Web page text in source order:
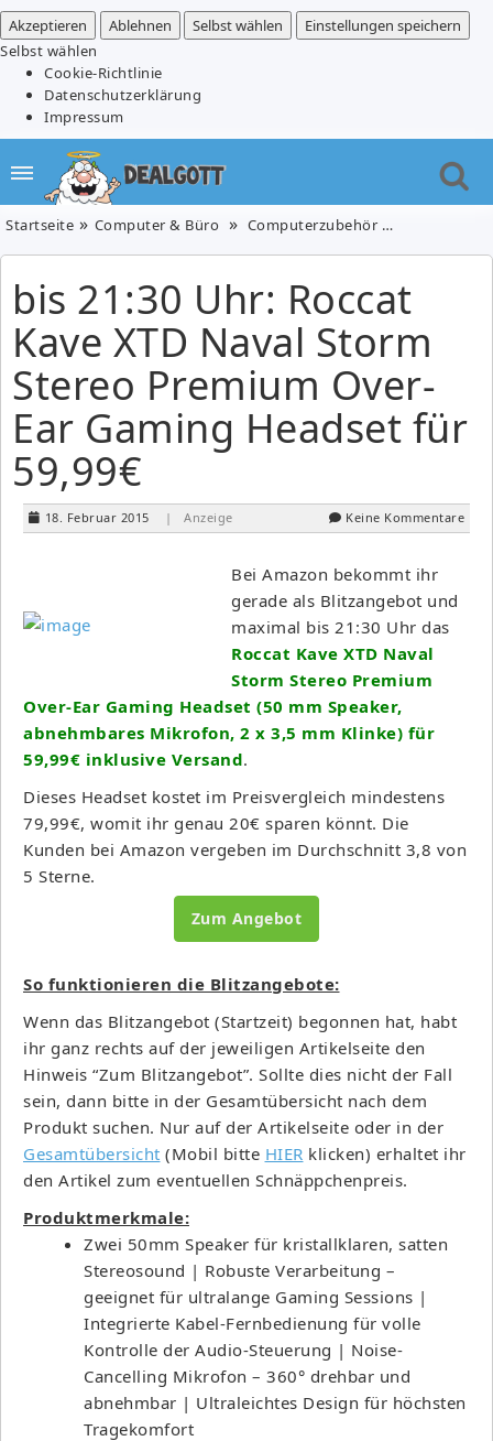
Akzeptieren
Ablehnen Selbst wählen
Einstellungen speichern
Selbst wählen
Cookie-Richtlinie
Datenschutzerklärung
Impressum
Startseite Computer & Büro Computerzubehör
bis 21:30 Uhr: Roccat
Kave XTD Naval Storm
Stereo Premium Over-
Ear Gaming Headset für
59,99€
18. Februar 2015 | Anzeige Keine Kommentare
Bei Amazon bekommt ihr
gerade als Blitzangebot und
maximal bis 21:30 Uhr das
Roccat Kave XTD Naval
Storm Stereo Premium
Over-Ear Gaming Headset (50 mm Speaker,
abnehmbares Mikrofon, 2 x 3,5 mm Klinke) für
59,99€ inklusive Versand.
Dieses Headset kostet im Preisvergleich mindestens
79,99€, womit ihr genau 20€ sparen könnt. Die
Kunden bei Amazon vergeben im Durchschnitt 3,8 von
5 Sterne.
Zum Angebot
So funktionieren die Blitzangebote:
Wenn das Blitzangebot (Startzeit) begonnen hat, habt
ihr ganz rechts auf der jeweiligen Artikelseite den
Hinweis “Zum Blitzangebot”. Sollte dies nicht der Fall
sein, dann bitte in der Gesamtübersicht nach dem
Produkt suchen. Nur auf der Artikelseite oder in der
Gesamtübersicht (Mobil bitte HIER klicken) erhaltet ihr
den Artikel zum eventuellen Schnäppchenpreis.
Produktmerkmale:
Zwei 50mm Speaker für kristallklaren, satten
Stereosound | Robuste Verarbeitung –
geeignet für ultralange Gaming Sessions |
Integrierte Kabel-Fernbedienung für volle
Kontrolle der Audio-Steuerung | Noise-
Cancelling Mikrofon – 360° drehbar und
abnehmbar | Ultraleichtes Design für höchsten
Tragekomfort